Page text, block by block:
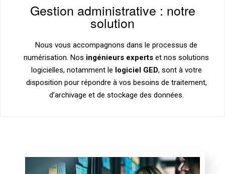
Gestion administrative : notre
solution
Nous vous accompagnons dans le processus de
numérisation. Nos ingénieurs experts et nos solutions
logicielles, notamment le logiciel GED, sont à votre
disposition pour répondre à vos besoins de traitement,
d’archivage et de stockage des données.